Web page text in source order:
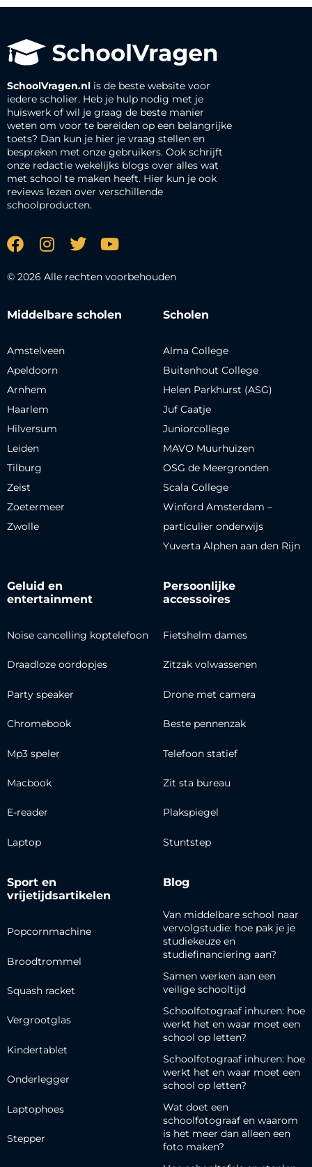
SchoolVragen.nl is de beste website voor
iedere scholier. Heb je hulp nodig met je
huiswerk of wil je graag de beste manier
weten om voor te bereiden op een belangrijke
toets? Dan kun je hier je vraag stellen en
bespreken met onze gebruikers. Ook schrijft
onze redactie wekelijks blogs over alles wat
met school te maken heeft. Hier kun je ook
reviews lezen over verschillende
schoolproducten.
© 2026 Alle rechten voorbehouden
Middelbare scholen
Amstelveen
Apeldoorn
Arnhem
Haarlem
Hilversum
Leiden
Tilburg
Zeist
Zoetermeer
Zwolle
Scholen
Alma College
Buitenhout College
Helen Parkhurst (ASG)
Juf Caatje
Juniorcollege
MAVO Muurhuizen
OSG de Meergronden
Scala College
Winford Amsterdam –
particulier onderwijs
Yuverta Alphen aan den Rijn
Geluid en
entertainment
Noise cancelling koptelefoon
Draadloze oordopjes
Party speaker
Chromebook
Mp3 speler
Macbook
E-reader
Laptop
Persoonlijke
accessoires
Fietshelm dames
Zitzak volwassenen
Drone met camera
Beste pennenzak
Telefoon statief
Zit sta bureau
Plakspiegel
Stuntstep
Sport en
vrijetijdsartikelen
Popcornmachine
Broodtrommel
Squash racket
Vergrootglas
Kindertablet
Onderlegger
Laptophoes
Stepper
Blog
Van middelbare school naar
vervolgstudie: hoe pak je je
studiekeuze en
studiefinanciering aan?
Samen werken aan een
veilige schooltijd
Schoolfotograaf inhuren: hoe
werkt het en waar moet een
school op letten?
Schoolfotograaf inhuren: hoe
werkt het en waar moet een
school op letten?
Wat doet een
schoolfotograaf en waarom
is het meer dan alleen een
foto maken?